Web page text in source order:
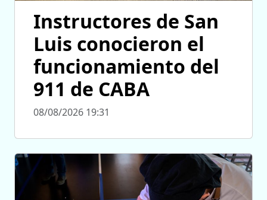
Instructores de San
Luis conocieron el
funcionamiento del
911 de CABA
08/08/2026 19:31